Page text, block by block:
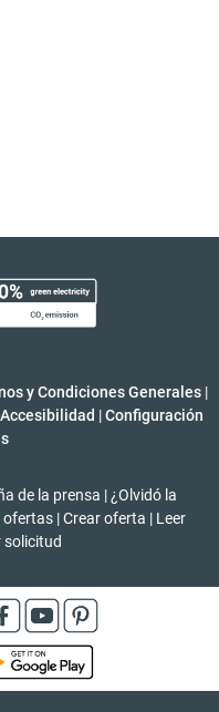
y Condiciones Generales |
Accesibilidad | Configuración
de la prensa | ¿Olvidó la
ofertas | Crear oferta | Leer
solicitud